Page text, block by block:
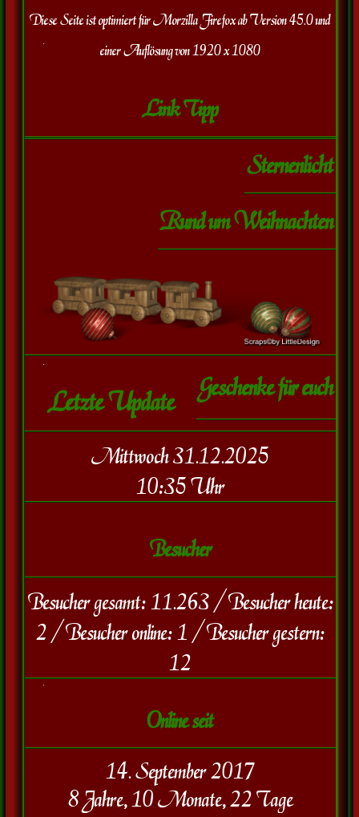
Diese Seite ist optimiert für Morzilla Firefox ab Version 45.0 und
einer Auflösung von 1920 x 1080
Link Tipp
Sternenlicht
Rund um Weihnachten
Geschenke für euch
Letzte Update
Mittwoch 31.12.2025
10:35 Uhr
Besucher
Besucher gesamt:11.263 /Besucher heute:
2 /Besucher online:1 /Besucher gestern:
12
Online seit
14. September 2017
8 Jahre, 10 Monate, 22 Tage